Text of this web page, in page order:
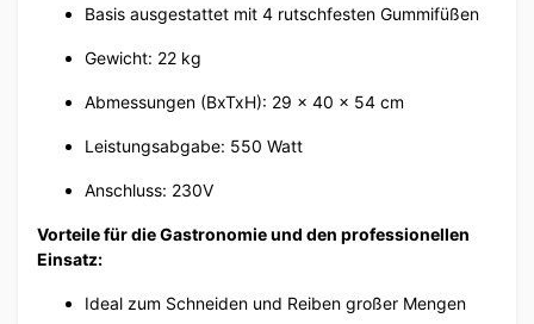
Basis ausgestattet mit 4 rutschfesten Gummifüßen
Gewicht: 22 kg
Abmessungen (BxTxH): 29 x 40 x 54 cm
Leistungsabgabe: 550 Watt
Anschluss: 230V
Vorteile für die Gastronomie und den professionellen
Einsatz:
Ideal zum Schneiden und Reiben großer Mengen